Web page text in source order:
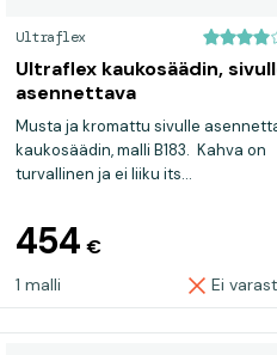
Ultraflex
Ultraflex kaukosäädin,
asennettava
Musta ja kromattu sivulle
kaukosäädin, malli B183. Kahva on
turvallinen ja ei liiku its...
454€
1 malli Ei